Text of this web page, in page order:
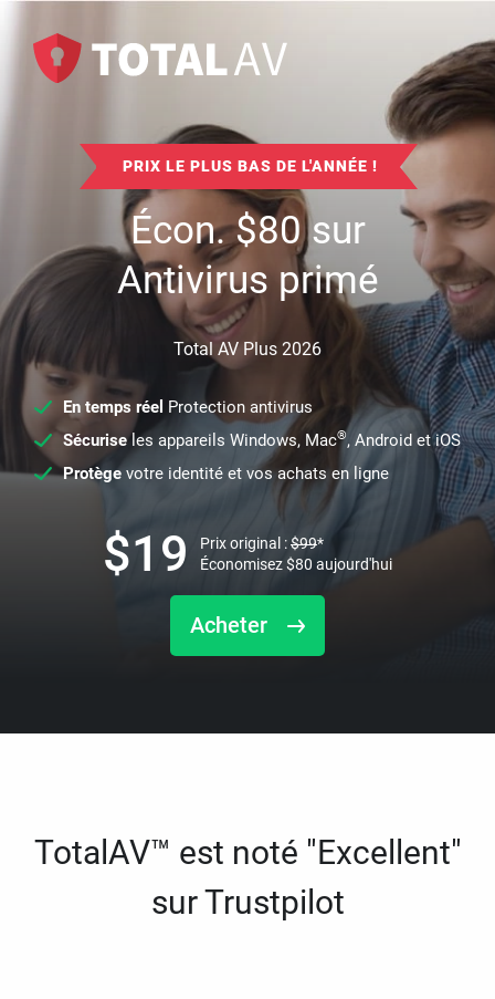
PRIX LE PLUS BAS DE L'ANNÉE !
Écon.$80sur
Antivirus primé
Total AV Plus 2026
En temps réel Protection antivirus
Sécuriseles appareils Windows, Mac®, Android et iOS
Protège votre identité et vos achats en ligne
Acheter
$19 Prix original :$99*
Économisez$80 aujourd'hui
TotalAV™ est noté "Excellent"
sur Trustpilot